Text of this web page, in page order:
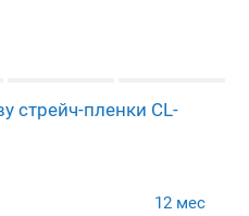
стрейч-пленки CL-
12 мес